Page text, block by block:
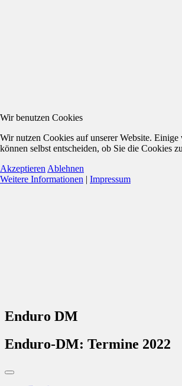
Enduro DM
Enduro-DM: Termine 2022
Wir benutzen Cookies
Wir nutzen Cookies auf unserer Website.
können selbst entscheiden, ob Sie die Cookies
Akzeptieren Ablehnen
Weitere Informationen | Impressum